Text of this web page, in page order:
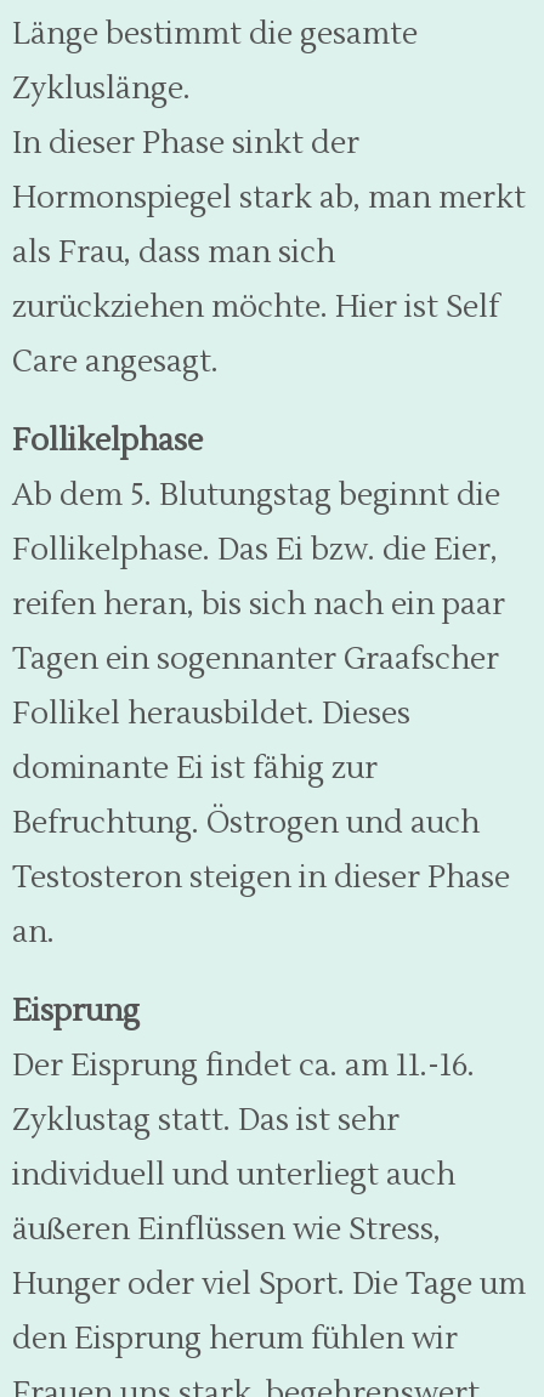
Länge bestimmt die gesamte
Zykluslänge.
In dieser Phase sinkt der
Hormonspiegel stark ab, man merkt
als Frau, dass man sich
zurückziehen möchte. Hier ist Self
Care angesagt.
Follikelphase
Ab dem 5. Blutungstag beginnt die
Follikelphase. Das Ei bzw. die Eier,
reifen heran, bis sich nach ein paar
Tagen ein sogennanter Graafscher
Follikel herausbildet. Dieses
dominante Ei ist fähig zur
Befruchtung. Östrogen und auch
Testosteron steigen in dieser Phase
an.
Eisprung
Der Eisprung findet ca. am 11.-16.
Zyklustag statt. Das ist sehr
individuell und unterliegt auch
äußeren Einflüssen wie Stress,
Hunger oder viel Sport. Die Tage um
den Eisprung herum fühlen wir